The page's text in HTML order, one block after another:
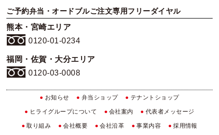
ご予約弁当・オードブルご注文専用フリーダイヤル
熊本・宮崎エリア
0120-01-0234
福岡・佐賀・大分エリア
0120-03-0008
● お知らせ ● 弁当ショップ ● テナントショップ
● ヒライグループについて ● 会社案内 ● 代表者メッセージ
● 取り組み ● 会社概要 ● 会社沿革 ● 事業内容 ● 採用情報